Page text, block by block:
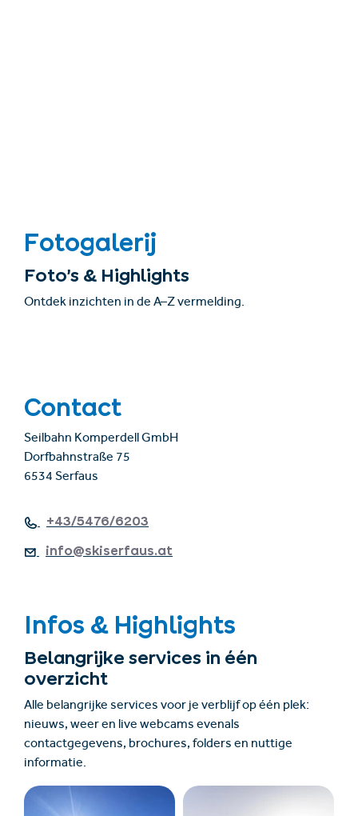
Fotogalerij
Foto’s & Highlights
Ontdek inzichten in de A–Z vermelding.
Contact
Seilbahn Komperdell GmbH
Dorfbahnstraße 75
6534 Serfaus
+43/5476/6203
info@skiserfaus.at
Infos & Highlights
Belangrijke services in één
overzicht
Alle belangrijke services voor je verblijf op één plek:
nieuws, weer en live webcams evenals
contactgegevens, brochures, folders en nuttige
informatie.